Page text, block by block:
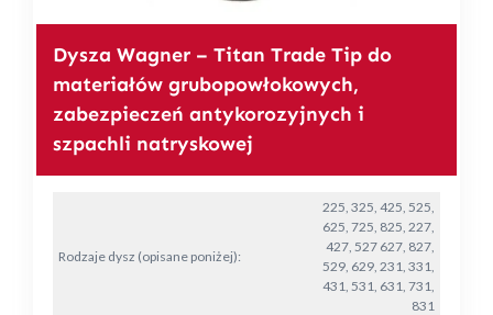
Dysza Wagner – Titan Trade Tip do
materiałów grubopowłokowych,
zabezpieczeń antykorozyjnych i
szpachli natryskowej
Rodzaje dysz (opisane poniżej):
225, 325, 425, 525,
625, 725, 825, 227,
427, 527 627, 827,
529, 629, 231, 331,
431, 531, 631, 731,
831